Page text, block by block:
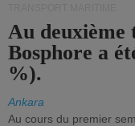
Au
Bosphore a
%).
Ankara
Au cours du premier